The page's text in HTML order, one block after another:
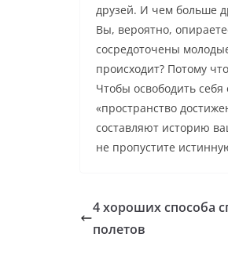
друзей. И чем больше
Вы, вероятно,
сосредоточены
происходит? Потому
Чтобы освободить
«пространство
составляют историю
не пропустите
4 хороших способа
полетов